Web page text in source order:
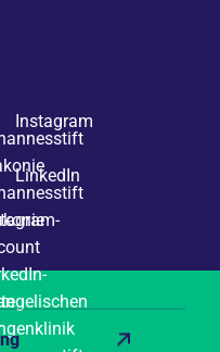
Instagram
LinkedIn